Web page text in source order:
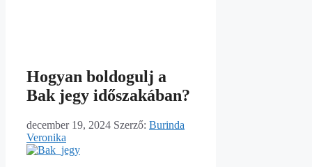
Hogyan boldogulj a
Bak jegy időszakában?
december 19, 2024 Szerző: Burinda
Veronika